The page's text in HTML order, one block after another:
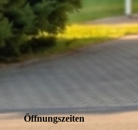
Öffnungszeiten